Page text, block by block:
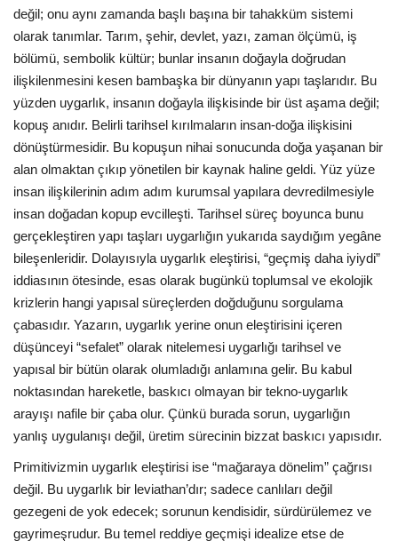
değil; onu aynı zamanda başlı başına bir tahakküm sistemi
olarak tanımlar. Tarım, şehir, devlet, yazı, zaman ölçümü, iş
bölümü, sembolik kültür; bunlar insanın doğayla doğrudan
ilişkilenmesini kesen bambaşka bir dünyanın yapı taşlarıdır. Bu
yüzden uygarlık, insanın doğayla ilişkisinde bir üst aşama değil;
kopuş anıdır. Belirli tarihsel kırılmaların insan-doğa ilişkisini
dönüştürmesidir. Bu kopuşun nihai sonucunda doğa yaşanan bir
alan olmaktan çıkıp yönetilen bir kaynak haline geldi. Yüz yüze
insan ilişkilerinin adım adım kurumsal yapılara devredilmesiyle
insan doğadan kopup evcilleşti. Tarihsel süreç boyunca bunu
gerçekleştiren yapı taşları uygarlığın yukarıda saydığım yegâne
bileşenleridir. Dolayısıyla uygarlık eleştirisi, “geçmiş daha iyiydi”
iddiasının ötesinde, esas olarak bugünkü toplumsal ve ekolojik
krizlerin hangi yapısal süreçlerden doğduğunu sorgulama
çabasıdır. Yazarın, uygarlık yerine onun eleştirisini içeren
düşünceyi “sefalet” olarak nitelemesi uygarlığı tarihsel ve
yapısal bir bütün olarak olumladığı anlamına gelir. Bu kabul
noktasından hareketle, baskıcı olmayan bir tekno-uygarlık
arayışı nafile bir çaba olur. Çünkü burada sorun, uygarlığın
yanlış uygulanışı değil, üretim sürecinin bizzat baskıcı yapısıdır.
Primitivizmin uygarlık eleştirisi ise “mağaraya dönelim” çağrısı
değil. Bu uygarlık bir leviathan’dır; sadece canlıları değil
gezegeni de yok edecek; sorunun kendisidir, sürdürülemez ve
gayrimeşrudur. Bu temel reddiye geçmişi idealize etse de